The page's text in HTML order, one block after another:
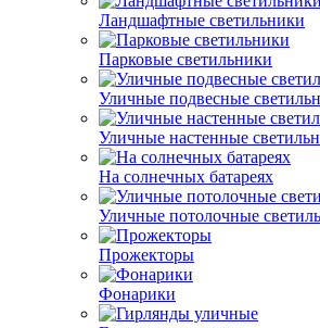
Ландшафтные светильники
Парковые светильники
Уличные подвесные
Уличные настенные
На солнечных батареях
Уличные потолочные
Прожекторы
Фонарики